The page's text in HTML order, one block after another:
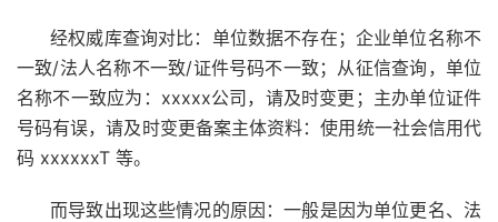
经权威库查询对比：单位数据不存在；企业单位名称不
一致/法人名称不一致/证件号码不一致；从征信查询，单位
名称不一致应为：xxxxx公司，请及时变更；主办单位证件
号码有误，请及时变更备案主体资料：使用统一社会信用代
码 xxxxxxT 等。
而导致出现这些情况的原因：一般是因为单位更名、法